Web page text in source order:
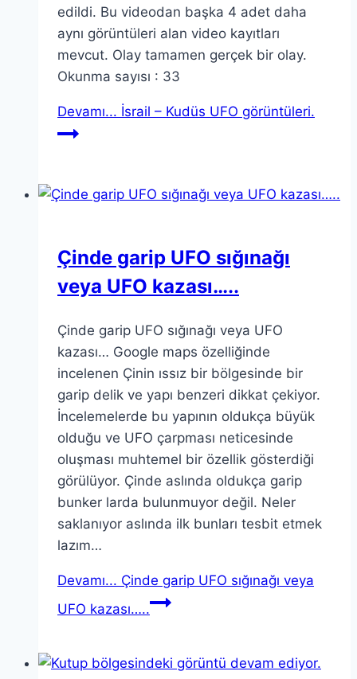
edildi. Bu videodan başka 4 adet daha
aynı görüntüleri alan video kayıtları
mevcut. Olay tamamen gerçek bir olay.
Okunma sayısı : 33
Devamı... İsrail – Kudüs UFO görüntüleri.
Çinde garip UFO sığınağı
veya UFO kazası…..
Çinde garip UFO sığınağı veya UFO
kazası… Google maps özelliğinde
incelenen Çinin ıssız bir bölgesinde bir
garip delik ve yapı benzeri dikkat çekiyor.
İncelemelerde bu yapının oldukça büyük
olduğu ve UFO çarpması neticesinde
oluşması muhtemel bir özellik gösterdiği
görülüyor. Çinde aslında oldukça garip
bunker larda bulunmuyor değil. Neler
saklanıyor aslında ilk bunları tesbit etmek
lazım…
Devamı... Çinde garip UFO sığınağı veya
UFO kazası…..